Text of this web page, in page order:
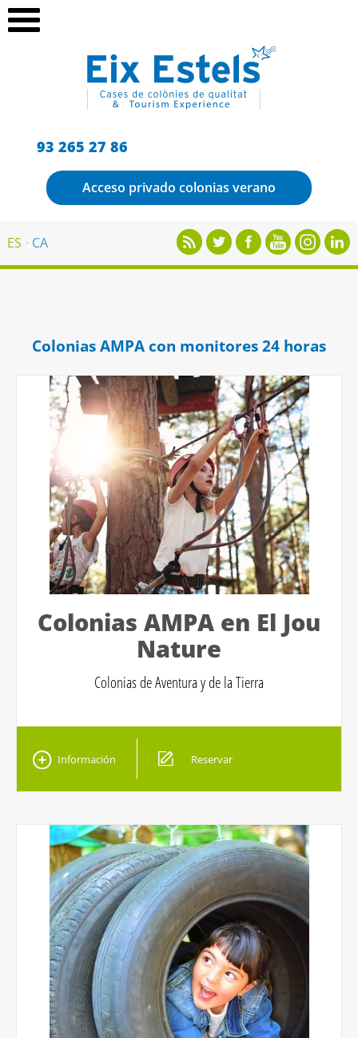
93 265 27 86
Acceso privado colonias verano
ES CA
Colonias AMPA con monitores 24 horas
Colonias AMPA en El Jou
Nature
Colonias de Aventura y de la Tierra
Información Reservar